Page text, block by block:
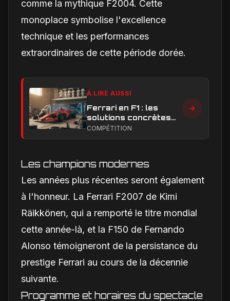
comme la mythique F2004. Cette
monoplace symbolise l'excellence
technique et les performances
extraordinaires de cette période dorée.
À LIRE AUSSI
Ferrari en F1 : les
solutions concrètes
pour combler son
COMPÉTITION
Les champions modernes
Les années plus récentes seront également
à l'honneur. La Ferrari F2007 de Kimi
Räikkönen, qui a remporté le titre mondial
cette année-là, et la F150 de Fernando
Alonso témoigneront de la persistance du
prestige Ferrari au cours de la décennie
suivante.
Programme et horaires du spectacle